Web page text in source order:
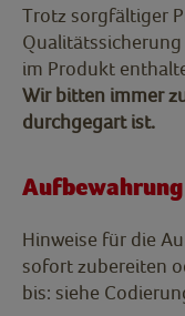
Trotz sorgfältiger
im Produkt
Wir bitten immer
durchgegart ist.
Aufbewahrung
Hinweise für die
sofort zubereiten
bis: siehe